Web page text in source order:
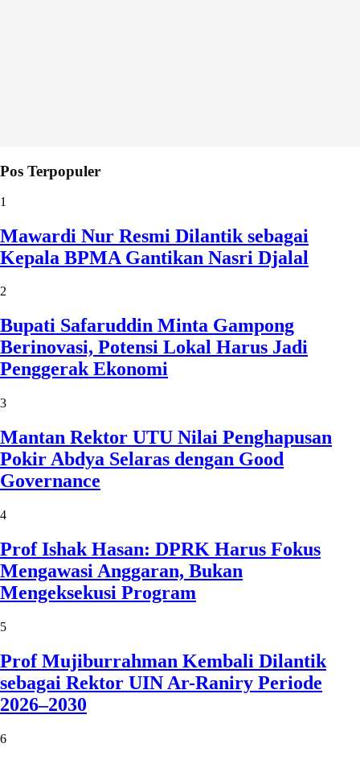
Pos Terpopuler
1
Mawardi Nur Resmi Dilantik sebagai
Kepala BPMA Gantikan Nasri Djalal
2
Bupati Safaruddin Minta Gampong
Berinovasi, Potensi Lokal Harus Jadi
Penggerak Ekonomi
3
Mantan Rektor UTU Nilai Penghapusan
Pokir Abdya Selaras dengan Good
Governance
4
Prof Ishak Hasan: DPRK Harus Fokus
Mengawasi Anggaran, Bukan
Mengeksekusi Program
5
Prof Mujiburrahman Kembali Dilantik
sebagai Rektor UIN Ar-Raniry Periode
2026–2030
6